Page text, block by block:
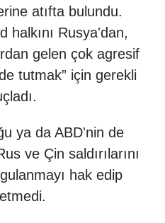
atıfta bulundu.
halkını Rusya'dan,
gelen çok agresif
tutmak” için gerekli
ya da ABD'nin de
ve Çin saldırılarını
hak edip